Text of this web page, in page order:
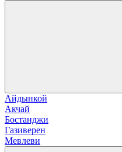
Айдынкой
Акчай
Бостанджи
Газиверен
Мевлеви